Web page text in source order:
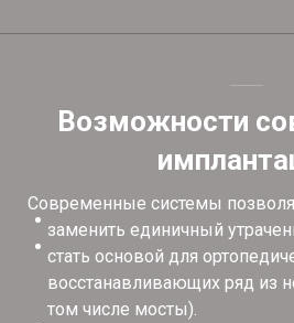
Возможности
Современные системы
заменить единичный
стать основой для
восстанавливающих ряд из
том числе мосты).